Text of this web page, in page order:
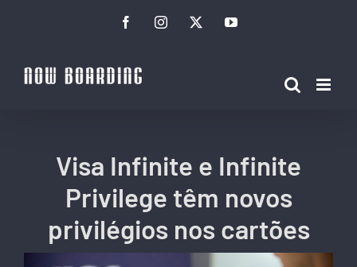
conteúdo
FacebookInstagramTwitterYouTube
Visa Infinite e Infinite
Privilege têm novos
privilégios nos cartões